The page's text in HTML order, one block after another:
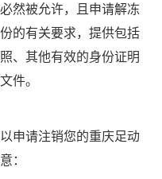
然被允许，且申请解冻
的有关要求，提供包括
、其他有效的身份证明
件。
申请注销您的重庆足动
：